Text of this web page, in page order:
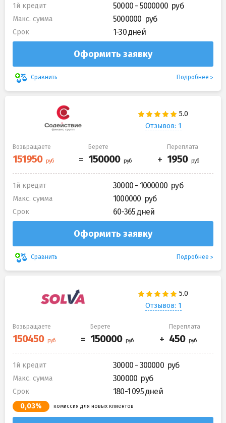
1й кредит 50000 - 5000000
Макс. сумма 5000000
Срок 1-30 дней
Оформить заявку
Сравнить Подробнее
Отзывов: 1
Возвращаете Берете Переплата
1й кредит 30000 - 1000000
Макс. сумма 1000000
Срок 60-365 дней
Оформить заявку
Сравнить Подробнее
Отзывов: 1
Возвращаете Берете Переплата
1й кредит 30000 - 300000
Макс. сумма 300000
Срок 180-1 095 дней
0,03% комиссия для новых клиентов